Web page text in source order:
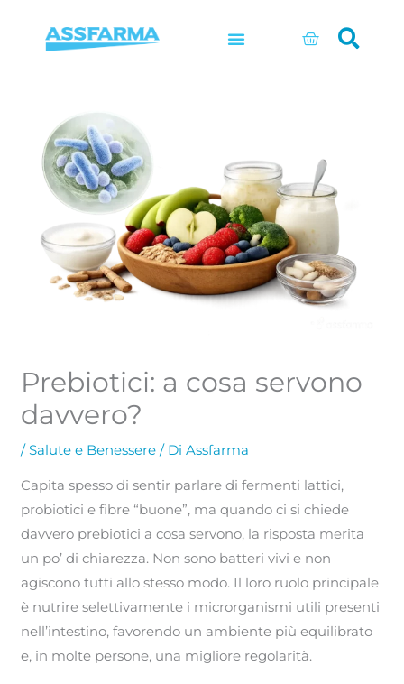
Carrello
Prebiotici: a cosa servono
davvero?
/Salute e Benessere / DiAssfarma
Capita spesso di sentir parlare di fermenti lattici,
probiotici e fibre “buone”, ma quando ci si chiede
davvero prebiotici a cosa servono, la risposta merita
un po’ di chiarezza. Non sono batteri vivi e non
agiscono tutti allo stesso modo. Il loro ruolo principale
è nutrire selettivamente i microrganismi utili presenti
nell’intestino, favorendo un ambiente più equilibrato
e, in molte persone, una migliore regolarità.